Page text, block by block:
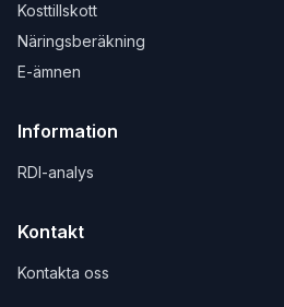
Kosttillskott
Näringsberäkning
E-ämnen
Information
RDI-analys
Kontakt
Kontakta oss